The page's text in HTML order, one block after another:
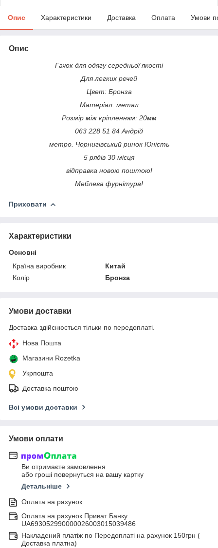
Опис Характеристики Доставка Оплата Умови
Опис
Гачок для одягу середньої якості
Для легких речей
Цвет: Бронза
Матеріал: метал
Розмір між кріпленням: 20мм
063 228 51 84 Андрій
метро. Чорнигівський ринок Юність
5 рядів 30 місця
відправка новою поштою!
Меблева фурнітура!
Приховати
Характеристики
Основні
Країна виробник
Китай
Колір
Бронза
Умови доставки
Доставка здійснюється тільки по передоплаті.
Нова Пошта
Магазини Rozetka
Укрпошта
Доставка поштою
Всі умови доставки
Умови оплати
Ви отримаєте замовлення
або гроші повернуться на вашу картку
Детальніше
Оплата на рахунок
Оплата на рахунок Приват Банку
UA693052990000026003015039486
Накладений платіж по Передоплаті на рахунок 150грн (
Доставка платна)